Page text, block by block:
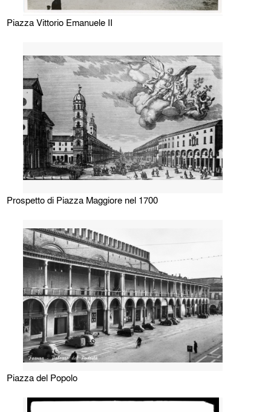
Piazza Vittorio Emanuele II
Prospetto di Piazza Maggiore nel 1700
Piazza del Popolo